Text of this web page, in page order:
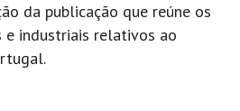
da publicação que reúne os
industriais relativos ao